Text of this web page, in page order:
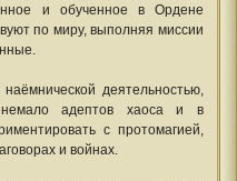
и обученное в Ордене
по миру, выполняя миссии
деятельностью,
немало адептов хаоса и в
с протомагией,
и войнах.